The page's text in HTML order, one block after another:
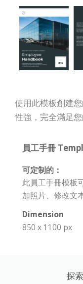
使用此模板創建
性強，完全滿足您
員工手冊
可定制的：
此員工手冊模板
加照片、修改文
Dimension
850 x 1100 px
探